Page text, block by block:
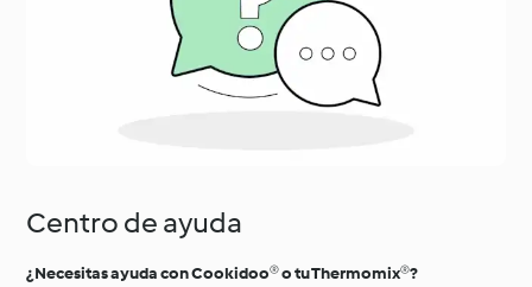
Centro de ayuda
¿Necesitas ayuda con Cookidoo® o tu Thermomix®?